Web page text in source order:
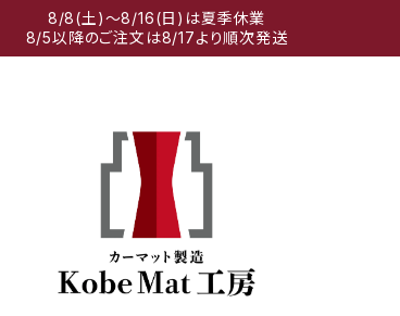
8/8(土)～8/16(日)は夏季休業
8/5以降のご注文は8/17より順次発送